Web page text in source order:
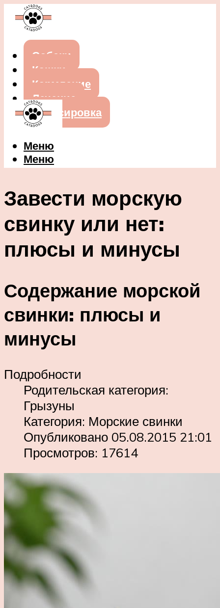
Собаки
Кошки
Кормление
Лечение
Дрессировка
Меню
Меню
Завести морскую
свинку или нет:
плюсы и минусы
Содержание морской
свинки: плюсы и
минусы
Подробности
Родительская категория:
Грызуны
Категория: Морские свинки
Опубликовано 05.08.2015 21:01
Просмотров: 17614